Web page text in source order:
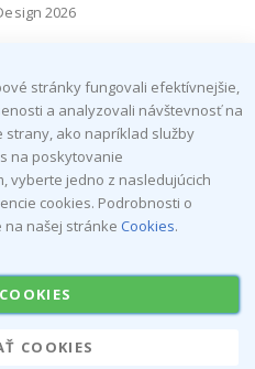
2026
stránky fungovali efektívnejšie,
a analyzovali návštevnosť na
strany, ako napríklad služby
na poskytovanie
vyberte jedno z nasledujúcich
cookies. Podrobnosti o
na našej stránke Cookies.
COOKIES